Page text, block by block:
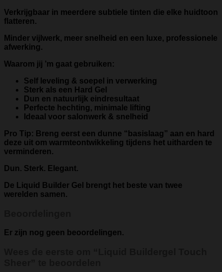
Verkrijgbaar in meerdere subtiele tinten die elke huidtoon
flatteren.
Minder vijlwerk, meer snelheid en een luxe, professionele
afwerking.
Waarom jij ’m gaat gebruiken:
Self leveling & soepel in verwerking
Sterk als een Hard Gel
Dun en natuurlijk eindresultaat
Perfecte hechting, minimale lifting
Ideaal voor salonwerk & snelheid
Pro Tip: Breng eerst een dunne “basislaag” aan en hard
deze uit om warmteontwikkeling tijdens het uitharden te
verminderen.
Dun. Sterk. Elegant.
De Liquid Builder Gel brengt het beste van twee
werelden samen.
Er zijn nog geen beoordelingen.